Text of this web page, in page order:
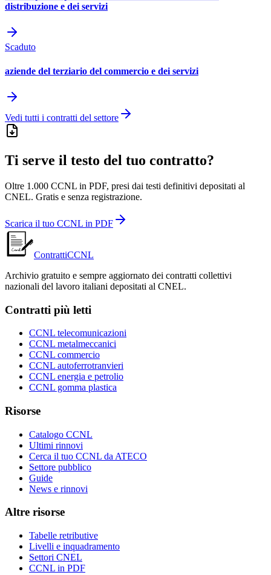
distribuzione e dei servizi
Scaduto
aziende del terziario del commercio e dei servizi
Vedi tutti i contratti del settore
Ti serve il testo del tuo contratto?
Oltre 1.000 CCNL in PDF, presi dai testi definitivi depositati al
CNEL. Gratis e senza registrazione.
Scarica il tuo CCNL in PDF
ContrattiCCNL
Archivio gratuito e sempre aggiornato dei contratti collettivi
nazionali del lavoro italiani depositati al CNEL.
Contratti più letti
CCNL telecomunicazioni
CCNL metalmeccanici
CCNL commercio
CCNL autoferrotranvieri
CCNL energia e petrolio
CCNL gomma plastica
Risorse
Catalogo CCNL
Ultimi rinnovi
Cerca il tuo CCNL da ATECO
Settore pubblico
Guide
News e rinnovi
Altre risorse
Tabelle retributive
Livelli e inquadramento
Settori CNEL
CCNL in PDF